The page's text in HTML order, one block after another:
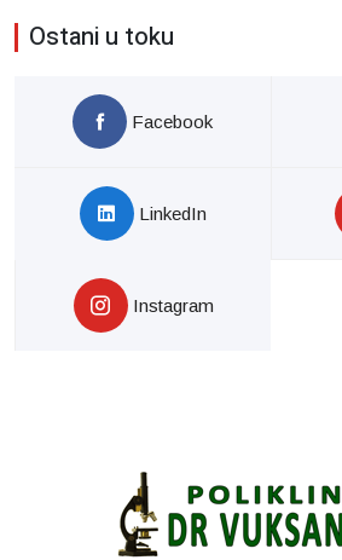
Ostani u toku
Facebook
LinkedIn
Instagram